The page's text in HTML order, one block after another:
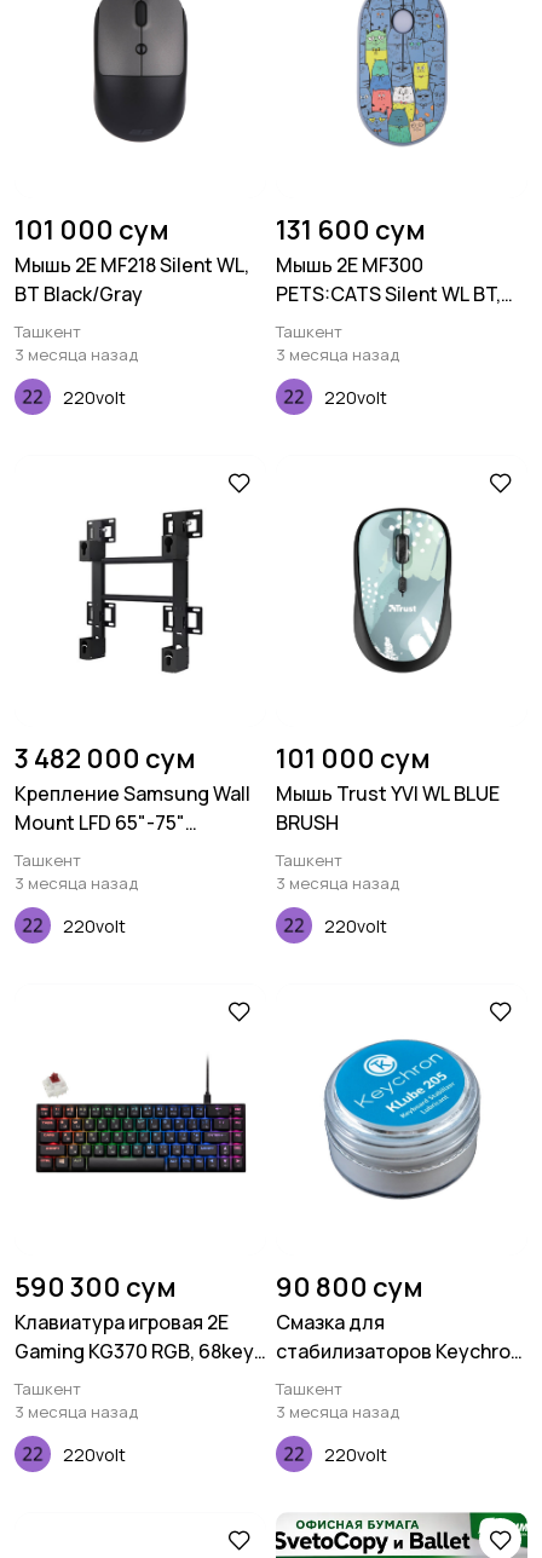
101 000 сум
Мышь 2E MF218 Silent WL,
BT Black/Gray
Ташкент
3 месяца назад
220volt
131 600 сум
Мышь 2E MF300
PETS:CATS Silent WL BT,
синий
Ташкент
3 месяца назад
220volt
3 482 000 сум
Крепление Samsung Wall
Mount LFD 65"-75"
WMN6575SE
Ташкент
3 месяца назад
220volt
101 000 сум
Мышь Trust YVI WL BLUE
BRUSH
Ташкент
3 месяца назад
220volt
590 300 сум
Клавиатура игровая 2E
Gaming KG370 RGB, 68key,
Gateron Brown Switch,
USB, Black, Ukr
Ташкент
3 месяца назад
220volt
90 800 сум
Смазка для
стабилизаторов Keychron
KLube205
Ташкент
3 месяца назад
220volt